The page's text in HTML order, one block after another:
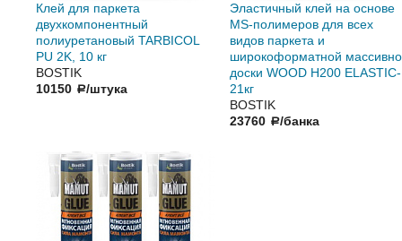
Клей для паркета
двухкомпонентный
полиуретановый TARBICOL
PU 2K, 10 кг
BOSTIK
10150 a/штука
Эластичный клей на основе
MS-полимеров для всех
видов паркета и
широкоформатной
доски WOOD H200
21кг
BOSTIK
23760 a/банка